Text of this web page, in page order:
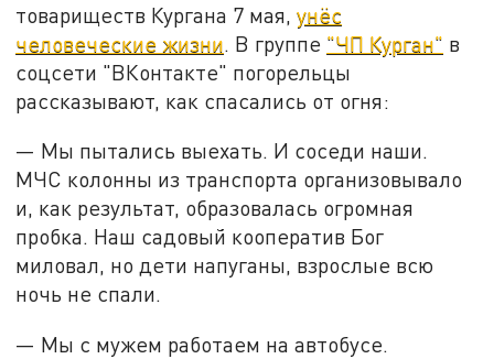
товариществ Кургана 7 мая,унёс
человеческие жизни. В группе "ЧП Курган" в
соцсети "ВКонтакте" погорельцы
рассказывают, как спасались от огня:
— Мы пытались выехать. И соседи наши.
МЧС колонны из транспорта организовывало
и, как результат, образовалась огромная
пробка. Наш садовый кооператив Бог
миловал, но дети напуганы, взрослые всю
ночь не спали.
— Мы с мужем работаем на автобусе.